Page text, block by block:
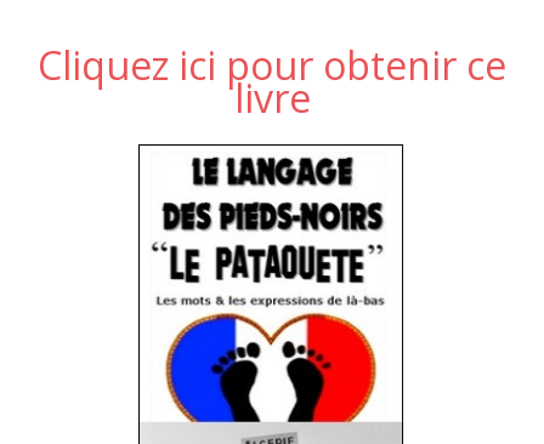
Cliquez ici pour obtenir ce
livre